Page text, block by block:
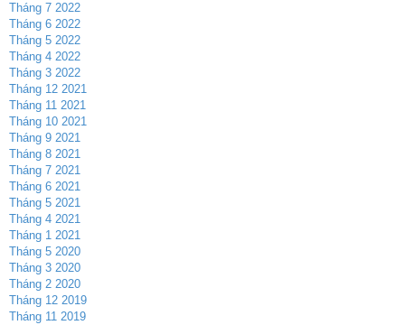
Tháng 7 2022
Tháng 6 2022
Tháng 5 2022
Tháng 4 2022
Tháng 3 2022
Tháng 12 2021
Tháng 11 2021
Tháng 10 2021
Tháng 9 2021
Tháng 8 2021
Tháng 7 2021
Tháng 6 2021
Tháng 5 2021
Tháng 4 2021
Tháng 1 2021
Tháng 5 2020
Tháng 3 2020
Tháng 2 2020
Tháng 12 2019
Tháng 11 2019